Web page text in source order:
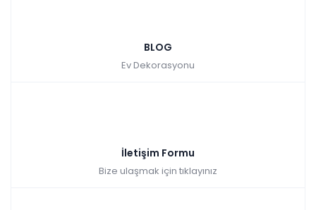
BLOG
Ev Dekorasyonu
İletişim Formu
Bize ulaşmak için tıklayınız